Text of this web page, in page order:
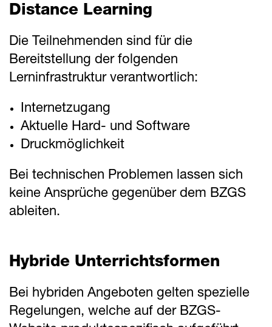
Distance Learning
Die Teilnehmenden sind für die
Bereitstellung der folgenden
Lerninfrastruktur verantwortlich:
Internetzugang
Aktuelle Hard- und Software
Druckmöglichkeit
Bei technischen Problemen lassen sich
keine Ansprüche gegenüber dem BZGS
ableiten.
Hybride Unterrichtsformen
Bei hybriden Angeboten gelten spezielle
Regelungen, welche auf der BZGS-